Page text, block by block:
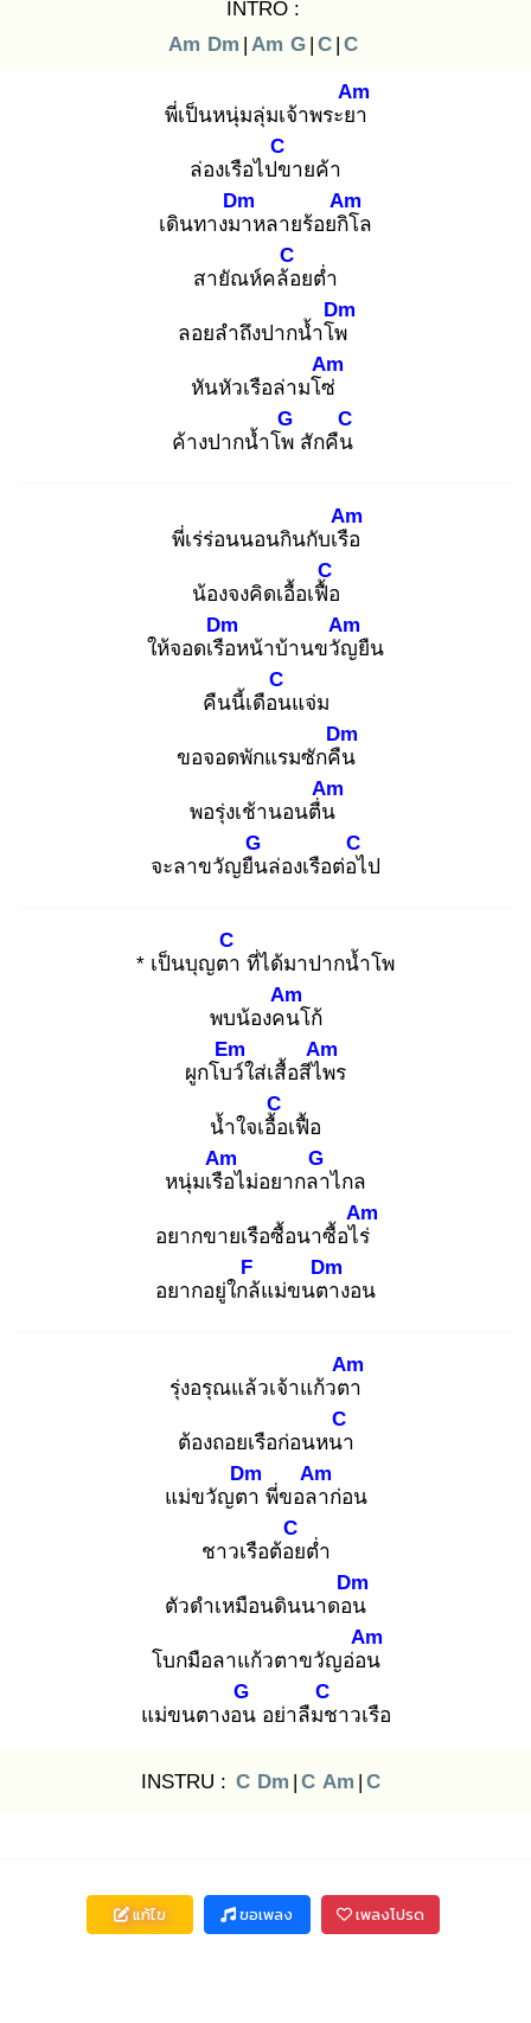
INTRO :
Am Dm | Am G | C | C
พี่เป็นหนุ่มลุ่มเจ้าพระยา
Am
ล่องเรือไปข
C
ายค้า
เดินทางมา
Dm
หลายร้อยกิโ
Am
ล
สายัณห์คล้อ
C
ยต่ำ
ลอยลำถึงปากน้ำโพ
Dm
หันหัวเรือล่ามโซ่
Am
ค้างปากน้ำโพ
G
สักคืน
C
พี่เร่ร่อนนอนกินกับเรือ
Am
น้องจงคิดเอื้อเฟื้อ
C
ให้จอดเรือ
Dm
หน้าบ้านขวัญ
Am
ยืน
คืนนี้เดือน
C
แจ่ม
ขอจอดพักแรมซักคืน
Dm
พอรุ่งเช้านอนตื่น
Am
จะลาขวัญยืน
G
ล่องเรือต่อไ
C
ป
* เป็นบุญตา
C
ที่ได้มาปากน้ำโพ
พบน้องคน
Am
โก้
ผูกโบว์
Em
ใส่เสื้อสีไพ
Am
ร
น้ำใจเอื้อ
C
เฟื้อ
หนุ่มเรือ
Am
ไม่อยากลา
G
ไกล
อยากขายเรือซื้อนาซื้อไร่
Am
อยากอยู่ใกล้
F
แม่ขนตา
Dm
งอน
รุ่งอรุณแล้วเจ้าแก้วตา
Am
ต้องถอยเรือก่อนหนา
C
แม่ขวัญตา
Dm
พี่ขอลา
Am
ก่อน
ชาวเรือต้อย
C
ต่ำ
ตัวดำเหมือนดินนาดอน
Dm
โบกมือลาแก้วตาขวัญอ่อน
Am
แม่ขนตางอน
G
อย่าลืมช
C
าวเรือ
INSTRU : C Dm | C Am | C
แก้ไข ขอเพลง เพลงโปรด